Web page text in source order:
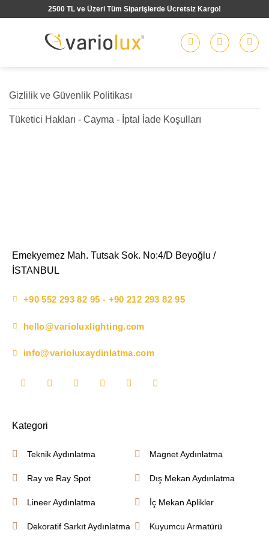
2500 TL ve Üzeri Tüm Siparişlerde Ücretsiz Kargo!
Gizlilik ve Güvenlik Politikası
Tüketici Hakları - Cayma - İptal İade Koşulları
Emekyemez Mah. Tutsak Sok. No:4/D Beyoğlu /
İSTANBUL
+90 552 293 82 95 - +90 212 293 82 95
hello@varioluxlighting.com
info@varioluxaydinlatma.com
Kategori
Teknik Aydınlatma
Ray ve Ray Spot
Lineer Aydınlatma
Dekoratif Sarkıt Aydınlatma
Magnet Aydınlatma
Dış Mekan Aydınlatma
İç Mekan Aplikler
Kuyumcu Armatürü